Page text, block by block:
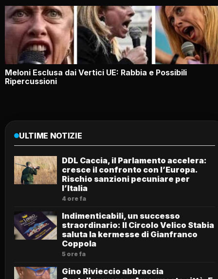
Meloni Esclusa dai Vertici UE: Rabbia e Possibili
Ripercussioni
ULTIME NOTIZIE
DDL Caccia, il Parlamento accelera:
cresce il confronto con l’Europa.
Rischio sanzioni pecuniare per
l’Italia
4 ore fa
Indimenticabili, un successo
straordinario: Il Circolo Velico Stabia
saluta la kermesse di Gianfranco
Coppola
5 ore fa
Gino Rivieccio abbraccia